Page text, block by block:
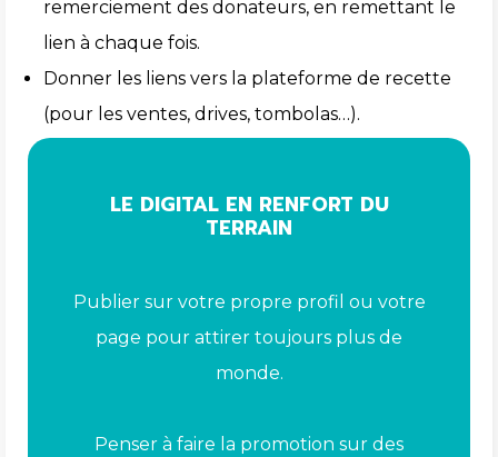
remerciement des donateurs, en remettant le
lien à chaque fois.
Donner les liens vers la plateforme de recette
(pour les ventes, drives, tombolas…).
LE DIGITAL EN RENFORT DU
TERRAIN
Publier sur votre propre profil ou votre
page pour attirer toujours plus de
monde.
Penser à faire la promotion sur des